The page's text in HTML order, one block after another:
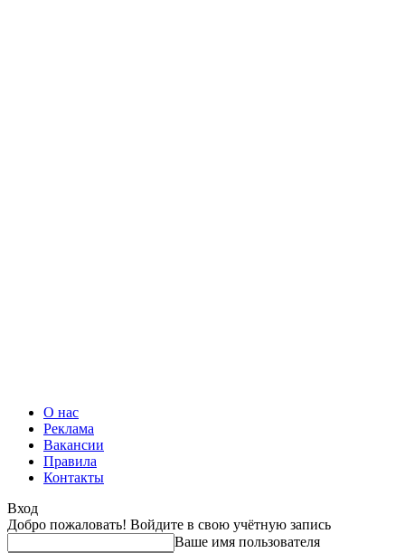
О нас
Реклама
Вакансии
Правила
Контакты
Вход
Добро пожаловать! Войдите в свою учётную запись
Ваше имя пользователя